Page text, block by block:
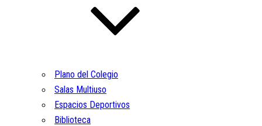
Plano del Colegio
Salas Multiuso
Espacios Deportivos
Biblioteca